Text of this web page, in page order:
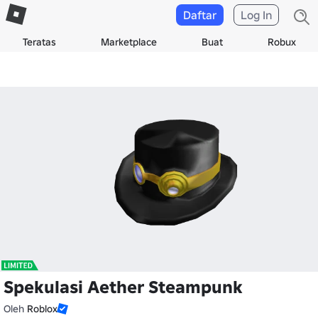
Teratas Marketplace Buat Robux
Daftar Log In
Spekulasi Aether Steampunk
Oleh Roblox